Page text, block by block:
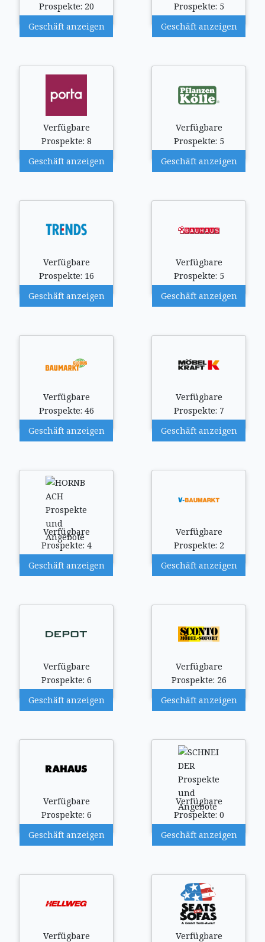
Prospekte: 20
Geschäft anzeigen
Prospekte: 5
Geschäft anzeigen
Verfügbare
Prospekte: 8
Geschäft anzeigen
Verfügbare
Prospekte: 5
Geschäft anzeigen
Verfügbare
Prospekte: 16
Geschäft anzeigen
Verfügbare
Prospekte: 5
Geschäft anzeigen
Verfügbare
Prospekte: 46
Geschäft anzeigen
Verfügbare
Prospekte: 7
Geschäft anzeigen
Verfügbare
Prospekte: 4
Geschäft anzeigen
Verfügbare
Prospekte: 2
Geschäft anzeigen
Verfügbare
Prospekte: 6
Geschäft anzeigen
Verfügbare
Prospekte: 26
Geschäft anzeigen
Verfügbare
Prospekte: 6
Geschäft anzeigen
Verfügbare
Prospekte: 0
Geschäft anzeigen
Verfügbare
Verfügbare